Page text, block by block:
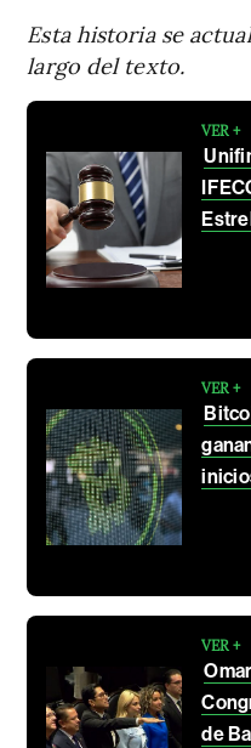
Esta historia se
largo del texto.
VER +
VER +
VER +
de